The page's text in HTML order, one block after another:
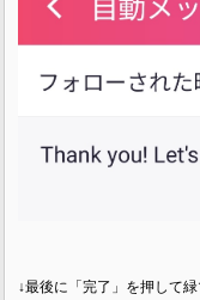
↓最後に「完了」を押して